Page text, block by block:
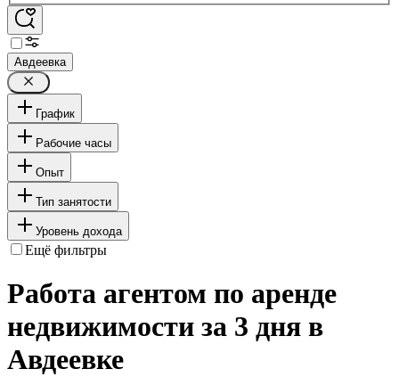
Авдеевка
График
Рабочие часы
Опыт
Тип занятости
Уровень дохода
Ещё фильтры
Работа агентом по аренде
недвижимости за 3 дня в
Авдеевке